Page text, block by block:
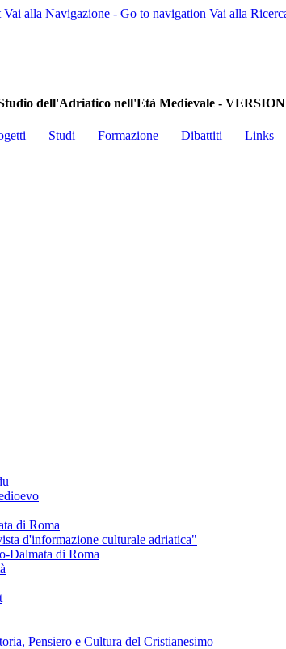
Vai alla Navigazione - Go to navigation Vai alla
dell'Adriatico nell'Età Medievale -
Studi Formazione Dibattiti Links
di Roma
d'informazione culturale adriatica"
Dalmata di Roma
Pensiero e Cultura del Cristianesimo